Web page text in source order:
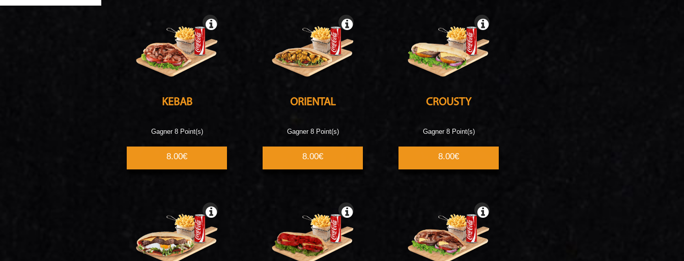
KEBAB
Gagner 8 Point(s)
8.00€
ORIENTAL
Gagner 8 Point(s)
8.00€
CROUSTY
Gagner 8 Point(s)
8.00€